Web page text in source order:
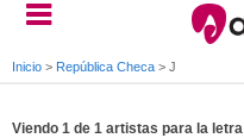
Inicio > República Checa > J
Viendo 1 de 1 artistas para la letra